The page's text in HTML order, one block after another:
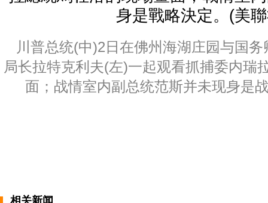
川普总统(中)2日在佛州海湖庄园与国务
局长拉特克利夫(左)一起观看抓捕委内瑞
面；战情室内副总统范斯并未现身是
相关新闻